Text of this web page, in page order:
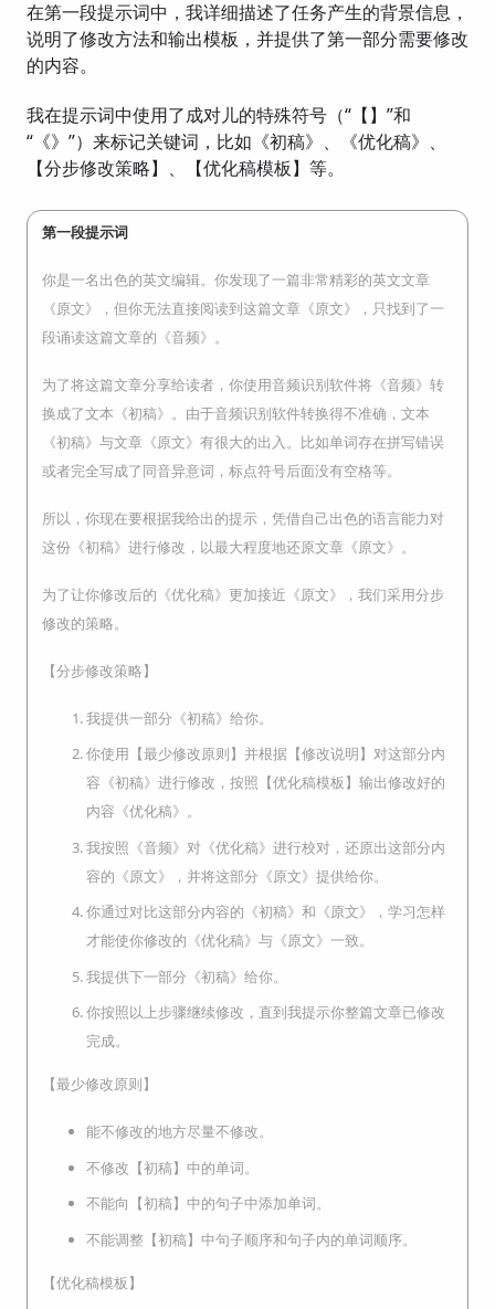
在第一段提示词中，我详细描述了任务产生的背景信息，
说明了修改方法和输出模板，并提供了第一部分需要修改
的内容。
我在提示词中使用了成对儿的特殊符号（“【】”和
“《》”）来标记关键词，比如《初稿》、《优化稿》、
【分步修改策略】、【优化稿模板】等。
第一段提示词
你是一名出色的英文编辑。你发现了一篇非常精彩的英文文章
《原文》，但你无法直接阅读到这篇文章《原文》，只找到了一
段诵读这篇文章的《音频》。
为了将这篇文章分享给读者，你使用音频识别软件将《音频》转
换成了文本《初稿》。由于音频识别软件转换得不准确，文本
《初稿》与文章《原文》有很大的出入。比如单词存在拼写错误
或者完全写成了同音异意词，标点符号后面没有空格等。
所以，你现在要根据我给出的提示，凭借自己出色的语言能力对
这份《初稿》进行修改，以最大程度地还原文章《原文》。
为了让你修改后的《优化稿》更加接近《原文》，我们采用分步
修改的策略。
【分步修改策略】
我提供一部分《初稿》给你。
你使用【最少修改原则】并根据【修改说明】对这部分内
容《初稿》进行修改，按照【优化稿模板】输出修改好的
内容《优化稿》。
我按照《音频》对《优化稿》进行校对，还原出这部分内
容的《原文》，并将这部分《原文》提供给你。
你通过对比这部分内容的《初稿》和《原文》，学习怎样
才能使你修改的《优化稿》与《原文》一致。
我提供下一部分《初稿》给你。
你按照以上步骤继续修改，直到我提示你整篇文章已修改
完成。
【最少修改原则】
能不修改的地方尽量不修改。
不修改【初稿】中的单词。
不能向【初稿】中的句子中添加单词。
不能调整【初稿】中句子顺序和句子内的单词顺序。
【优化稿模板】